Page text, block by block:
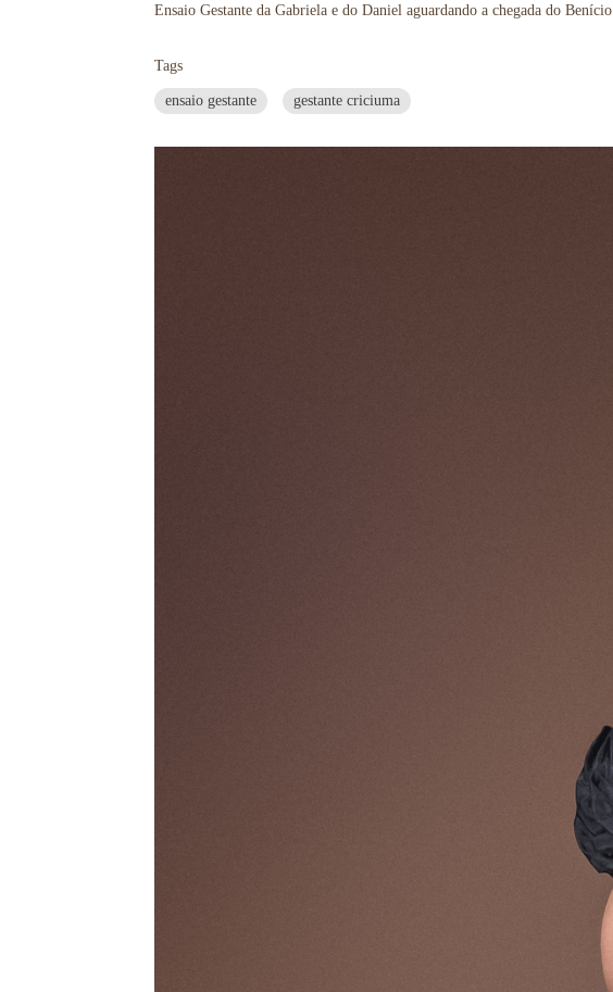
Ensaio Gestante da Gabriela e do Daniel aguardando a chegada do Benício.
Tags
ensaio gestante gestante criciuma